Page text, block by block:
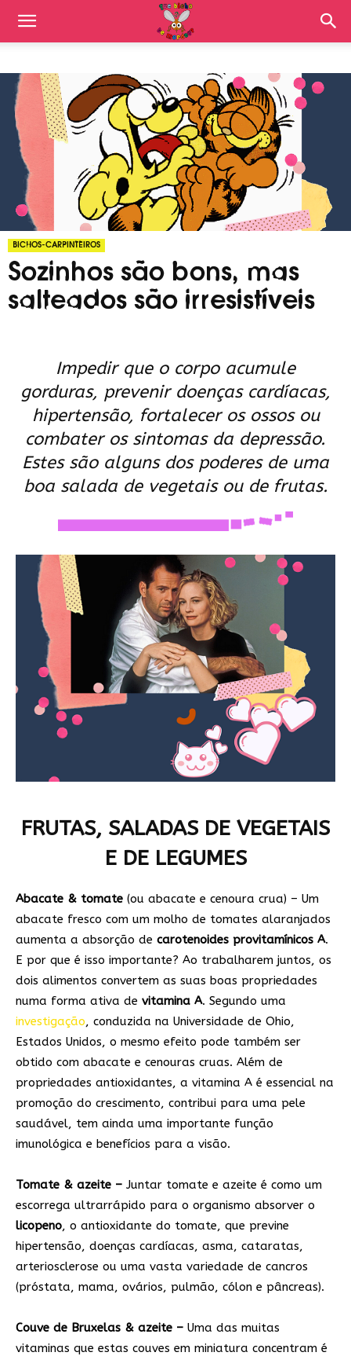
BICHOS-CARPINTEIROS
Sozinhos são bons, mas
salteados são irresistíveis
Impedir que o corpo acumule
gorduras, prevenir doenças cardíacas,
hipertensão, fortalecer os ossos ou
combater os sintomas da depressão.
Estes são alguns dos poderes de uma
boa salada de vegetais ou de frutas.
FRUTAS, SALADAS DE VEGETAIS
E DE LEGUMES
Abacate & tomate (ou abacate e cenoura crua) – Um
abacate fresco com um molho de tomates alaranjados
aumenta a absorção de carotenoides provitamínicos A.
E por que é isso importante? Ao trabalharem juntos, os
dois alimentos convertem as suas boas propriedades
numa forma ativa de vitamina A. Segundo uma
investigação, conduzida na Universidade de Ohio,
Estados Unidos, o mesmo efeito pode também ser
obtido com abacate e cenouras cruas. Além de
propriedades antioxidantes, a vitamina A é essencial na
promoção do crescimento, contribui para uma pele
saudável, tem ainda uma importante função
imunológica e benefícios para a visão.
Tomate & azeite – Juntar tomate e azeite é como um
escorrega ultrarrápido para o organismo absorver o
licopeno, o antioxidante do tomate, que previne
hipertensão, doenças cardíacas, asma, cataratas,
arteriosclerose ou uma vasta variedade de cancros
(próstata, mama, ovários, pulmão, cólon e pâncreas).
Couve de Bruxelas & azeite – Uma das muitas
vitaminas que estas couves em miniatura concentram é